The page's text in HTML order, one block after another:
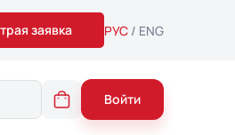
РУС ENG
Войти